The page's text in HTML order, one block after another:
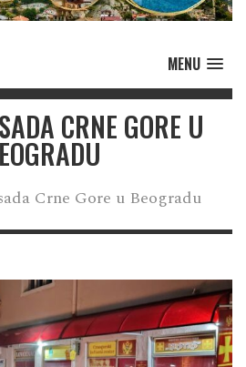
MENU
CRNE GORE U
Crne Gore u Beogradu